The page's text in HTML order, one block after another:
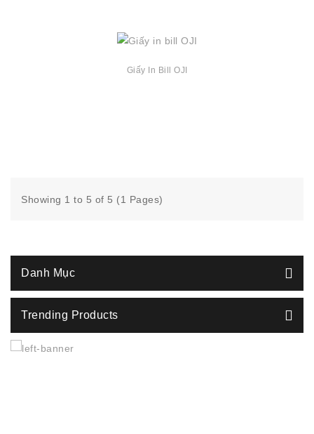
Giấy In Bill OJI
Showing 1 to 5 of 5 (1 Pages)
Danh Mục
Trending Products